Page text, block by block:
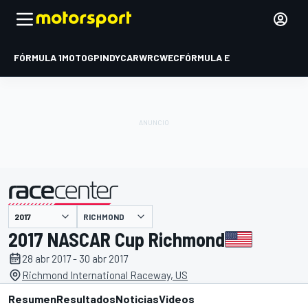
FÓRMULA 1MOTOGPINDYCARWRCWECFÓRMULA E
presentado por RICHMOND
2017 NASCAR Cup Richmond
28 abr 2017 - 30 abr 2017
Richmond International Raceway, US
ResumenResultadosNoticiasVideos